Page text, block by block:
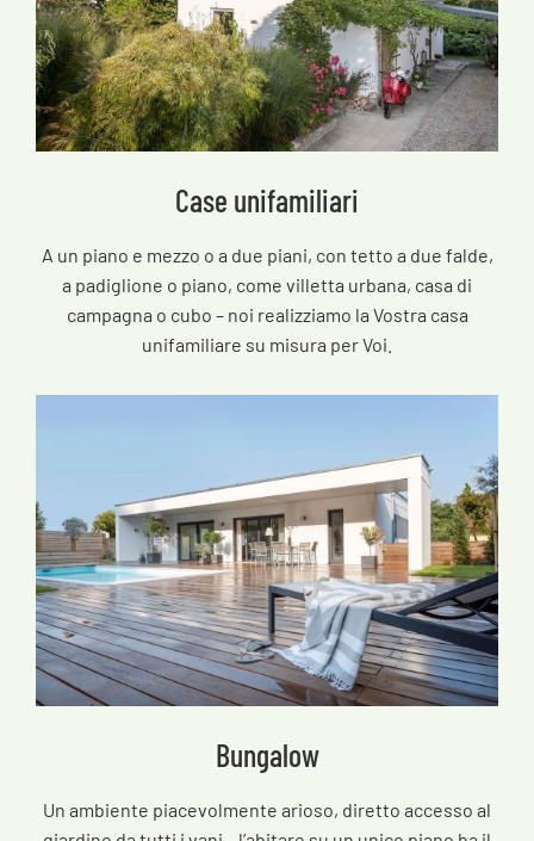
Case unifamiliari
A un piano e mezzo o a due piani, con tetto a due falde,
a padiglione o piano, come villetta urbana, casa di
campagna o cubo – noi realizziamo la Vostra casa
unifamiliare su misura per Voi.
Bungalow
Un ambiente piacevolmente arioso, diretto accesso al